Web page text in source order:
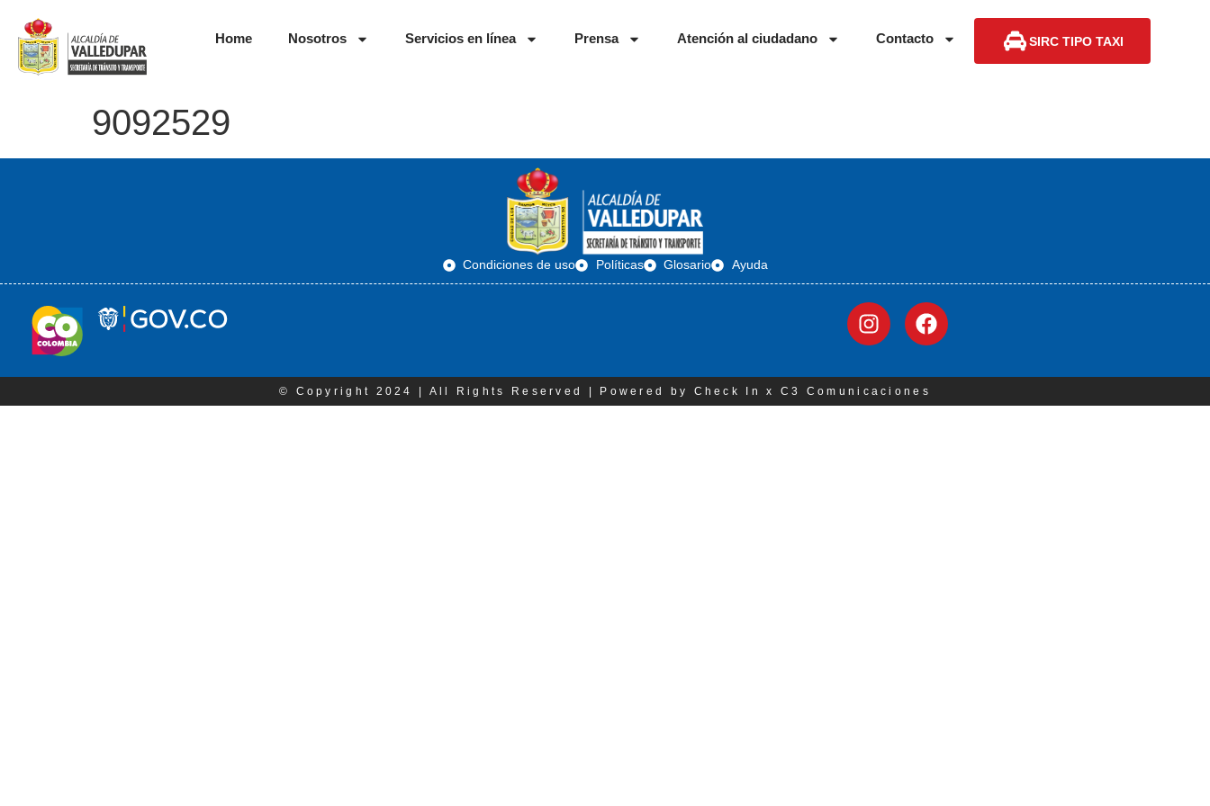
Home Nosotros Servicios en línea Prensa Atención al ciudadano Contacto SIRC TIPO TAXI
9092529
Condiciones de uso Políticas Glosario Ayuda
© Copyright 2024 | All Rights Reserved | Powered by Check In x C3 Comunicaciones